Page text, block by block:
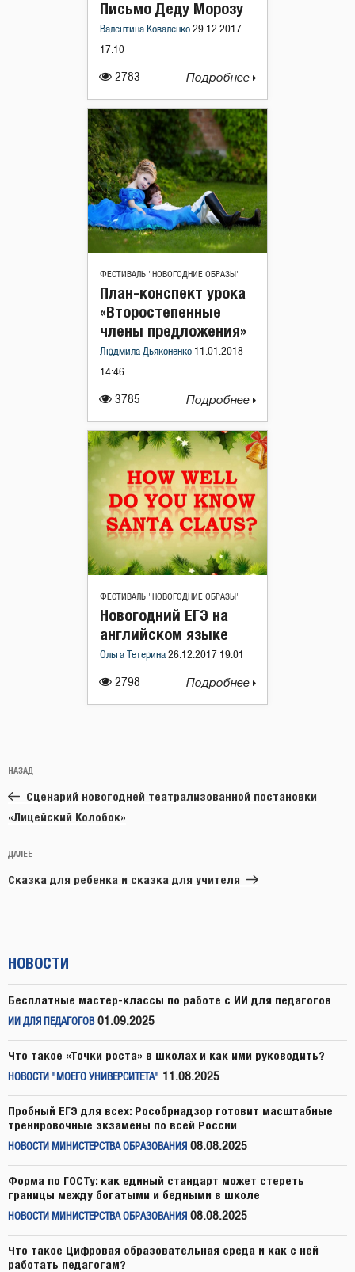
2783
Письмо Деду Морозу
Валентина Коваленко 29.12.2017
17:10
Подробнее
ФЕСТИВАЛЬ "НОВОГОДНИЕ ОБРАЗЫ"
3785
План-конспект урока
«Второстепенные
члены предложения»
Людмила Дьяконенко 11.01.2018
14:46
Подробнее
ФЕСТИВАЛЬ "НОВОГОДНИЕ ОБРАЗЫ"
2798
Новогодний ЕГЭ на
английском языке
Ольга Тетерина 26.12.2017 19:01
Подробнее
по
записям
Предыдущая
запись:
НАЗАД
Сценарий новогодней театрализованной постановки
«Лицейский Колобок»
Следующая
запись
ДАЛЕЕ
Сказка для ребенка и сказка для учителя
НОВОСТИ
Бесплатные мастер-классы по работе с ИИ для педагогов
ИИ ДЛЯ ПЕДАГОГОВ 01.09.2025
Что такое «Точки роста» в школах и как ими руководить?
НОВОСТИ "МОЕГО УНИВЕРСИТЕТА" 11.08.2025
Пробный ЕГЭ для всех: Рособрнадзор готовит масштабные
тренировочные экзамены по всей России
НОВОСТИ МИНИСТЕРСТВА ОБРАЗОВАНИЯ 08.08.2025
Форма по ГОСТу: как единый стандарт может стереть
границы между богатыми и бедными в школе
НОВОСТИ МИНИСТЕРСТВА ОБРАЗОВАНИЯ 08.08.2025
Что такое Цифровая образовательная среда и как с ней
работать педагогам?